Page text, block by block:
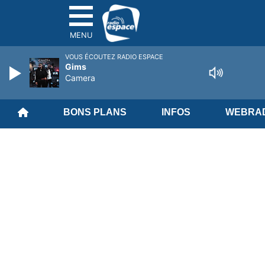
MENU
BONS PLANS INFOS
VOUS ÉCOUTEZ RADIO ESPACE
Gims
Camera